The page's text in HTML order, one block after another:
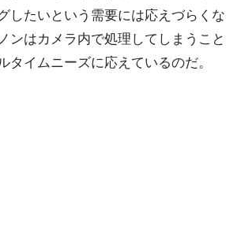
したいという需要には応えづらくな
ンはカメラ内で処理してしまうこと
タイムニーズに応えているのだ。